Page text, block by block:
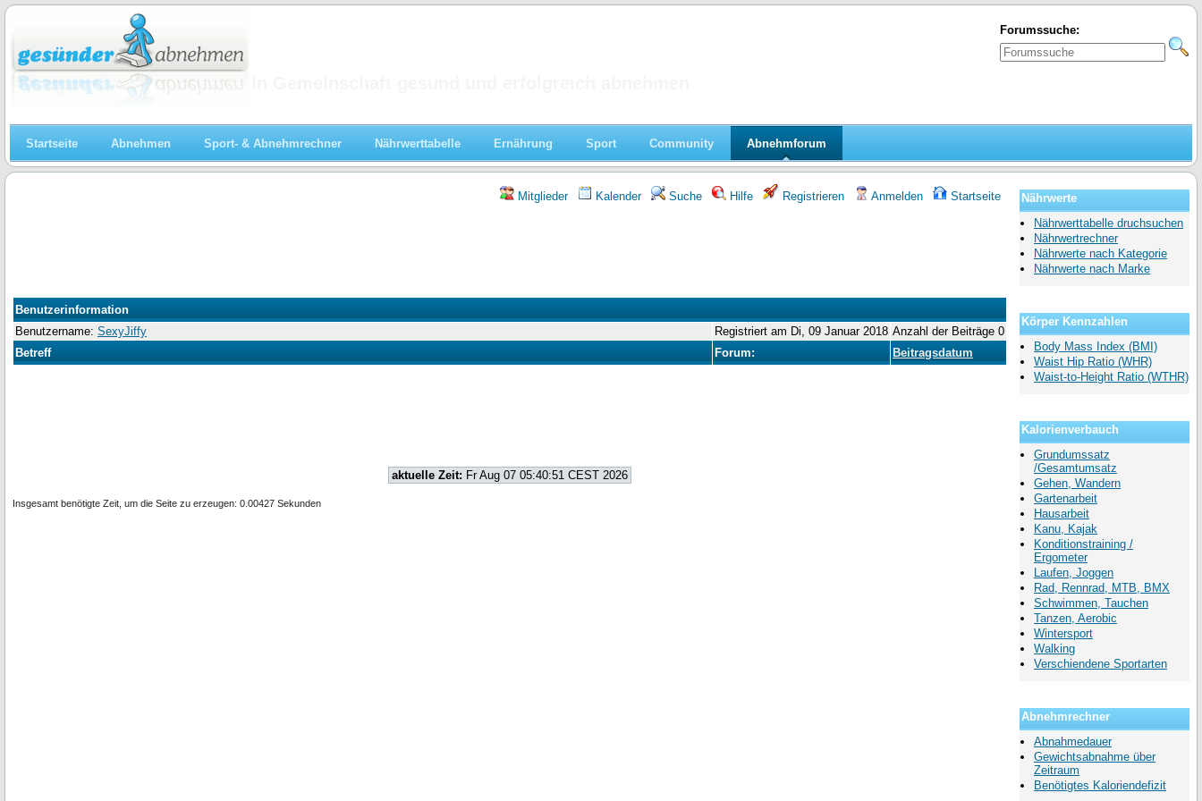
Forumssuche:
Startseite Abnehmen Sport- & Abnehmrechner Nährwerttabelle Ernährung Sport Community Abnehmforum
Mitglieder Kalender Suche Hilfe Registrieren Anmelden Startseite
Benutzerinformation
Benutzername: SexyJiffy Registriert am Di, 09 Januar 2018 Anzahl der Beiträge 0
Betreff
Forum: Beitragsdatum
aktuelle Zeit: Fr Aug 07 05:40:51 CEST 2026
Insgesamt benötigte Zeit, um die Seite zu erzeugen: 0.00427 Sekunden
Nährwerte
Nährwerttabelle druchsuchen
Nährwertrechner
Nährwerte nach Kategorie
Nährwerte nach Marke
Körper Kennzahlen
Body Mass Index (BMI)
Waist Hip Ratio (WHR)
Waist-to-Height Ratio (WTHR)
Kalorienverbauch
Grundumssatz
/Gesamtumsatz
Gehen, Wandern
Gartenarbeit
Hausarbeit
Kanu, Kajak
Konditionstraining /
Ergometer
Laufen, Joggen
Rad, Rennrad, MTB, BMX
Schwimmen, Tauchen
Tanzen, Aerobic
Wintersport
Walking
Verschiendene Sportarten
Abnehmrechner
Abnahmedauer
Gewichtsabnahme über
Zeitraum
Benötigtes Kaloriendefizit